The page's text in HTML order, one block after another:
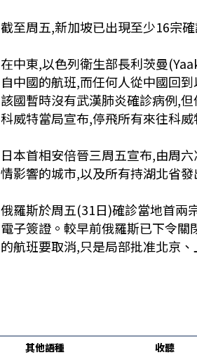
截至周五,新加坡已出現至少16宗
在中東,以色列衛生部長利茨曼
自中國的航班,而任何人從中國回
該國暫時沒有武漢肺炎確診病例,
科威特當局宣布,停飛所有來往科
日本首相安倍晉三周五宣布,由周
情影響的城市,以及所有持湖北省
俄羅斯於周五(31日)確診當地首兩
電子簽證。較早前俄羅斯已下令
的航班要取消,只是局部批准北京
其他語種 收聽